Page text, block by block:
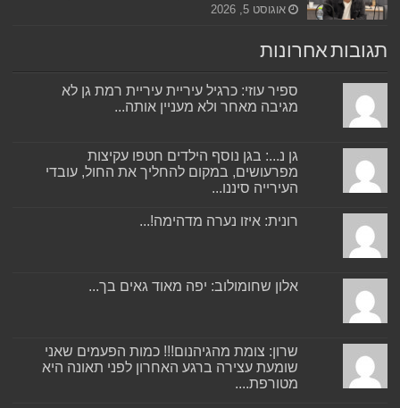
אוגוסט 5, 2026
תגובות אחרונות
ספיר עוזי: כרגיל עיריית עיריית רמת גן לא
מגיבה מאחר ולא מעניין אותה...
גן נ...: בגן נוסף הילדים חטפו עקיצות
מפרעושים, במקום להחליך את החול, עובדי
העירייה סיננו...
רונית: איזו נערה מדהימה!...
אלון שחומולוב: יפה מאוד גאים בך...
שרון: צומת מהגיהנום!!! כמות הפעמים שאני
שומעת עצירה ברגע האחרון לפני תאונה היא
מטורפת....